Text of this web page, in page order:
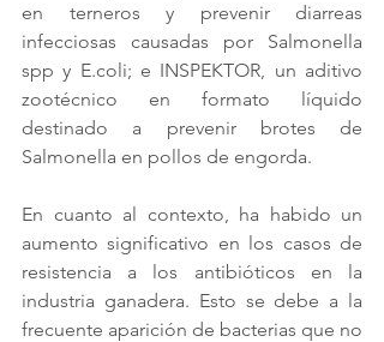
en terneros y prevenir diarreas
infecciosas causadas por Salmonella
spp y E.coli; e INSPEKTOR, un aditivo
zootécnico en formato líquido
destinado a prevenir brotes de
Salmonella en pollos de engorda.
En cuanto al contexto, ha habido un
aumento significativo en los casos de
resistencia a los antibióticos en la
industria ganadera. Esto se debe a la
frecuente aparición de bacterias que no